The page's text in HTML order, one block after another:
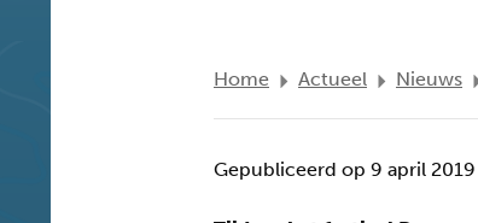
Home Actueel Nieuws
Gepubliceerd op 9 april 2019